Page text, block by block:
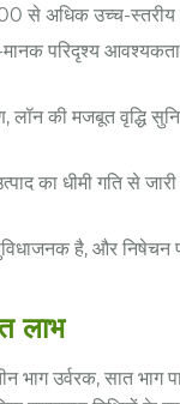
से अधिक उच्च-स्तरीय
मानक परिदृश्य
लॉन की मजबूत वृद्धि
का धीमी गति से
है, और
लाभ
भाग उर्वरक, सात